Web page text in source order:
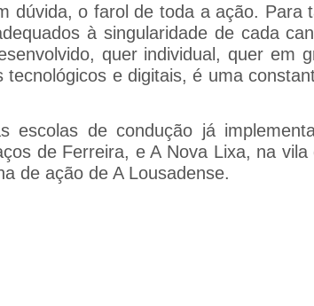
dúvida, o farol de toda a ação. Para
à singularidade de cada
quer individual, quer em
e digitais, é uma
escolas de condução já
de Ferreira, e A Nova Lixa, na
de ação de A Lousadense.